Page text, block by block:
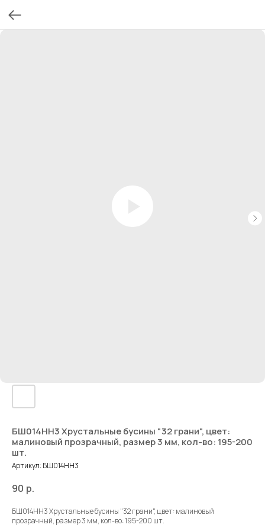
БШ014НН3 Хрустальные бусины "32 грани", цвет:
малиновый прозрачный, размер 3 мм, кол-во: 195-200
шт.
Артикул:БШ014НН3
90 р.
БШ014НН3 Хрустальные бусины "32 грани", цвет: малиновый
прозрачный, размер 3 мм, кол-во: 195-200 шт.